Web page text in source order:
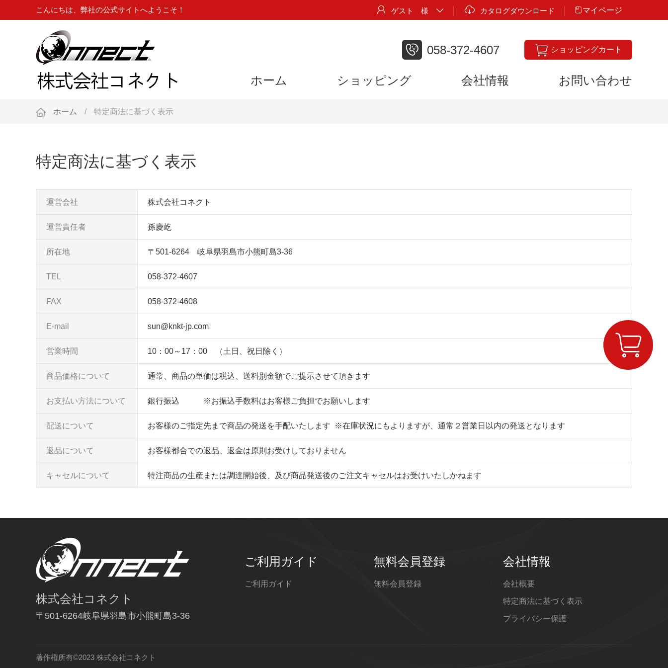
こんにちは、弊社の公式サイトへようこそ！  ゲスト 様   カタログダウンロード 𐃙マイページ
 ショッピングカート
 058-372-4607
ホーム ショッピング 会社情報 お問い合わせ
ホーム / 特定商法に基づく表示
特定商法に基づく表示
運営会社 株式会社コネクト
運営責任者 孫慶屹
所在地 〒501-6264 岐阜県羽島市小熊町島3-36
TEL 058-372-4607
FAX 058-372-4608
E-mail sun@knkt-jp.com
営業時間 10：00～17：00 （土日、祝日除く）
商品価格について 通常、商品の単価は税込、送料別金額でご提示させて頂きます
お支払い方法について 銀行振込 ※お振込手数料はお客様ご負担でお願いします
配送について お客様のご指定先まで商品の発送を手配いたします ※在庫状況にもよりますが、通常２営業日以内の発送となります
返品について お客様都合での返品、返金は原則お受けしておりません
キャセルについて 特注商品の生産または調達開始後、及び商品発送後のご注文キャセルはお受けいたしかねます
株式会社コネクト
〒501-6264岐阜県羽島市小熊町島3-36
ご利用ガイド
ご利用ガイド
無料会員登録
無料会員登録
会社情報
会社概要
特定商法に基づく表示
プライバシー保護
著作権所有©2023 株式会社コネクト
